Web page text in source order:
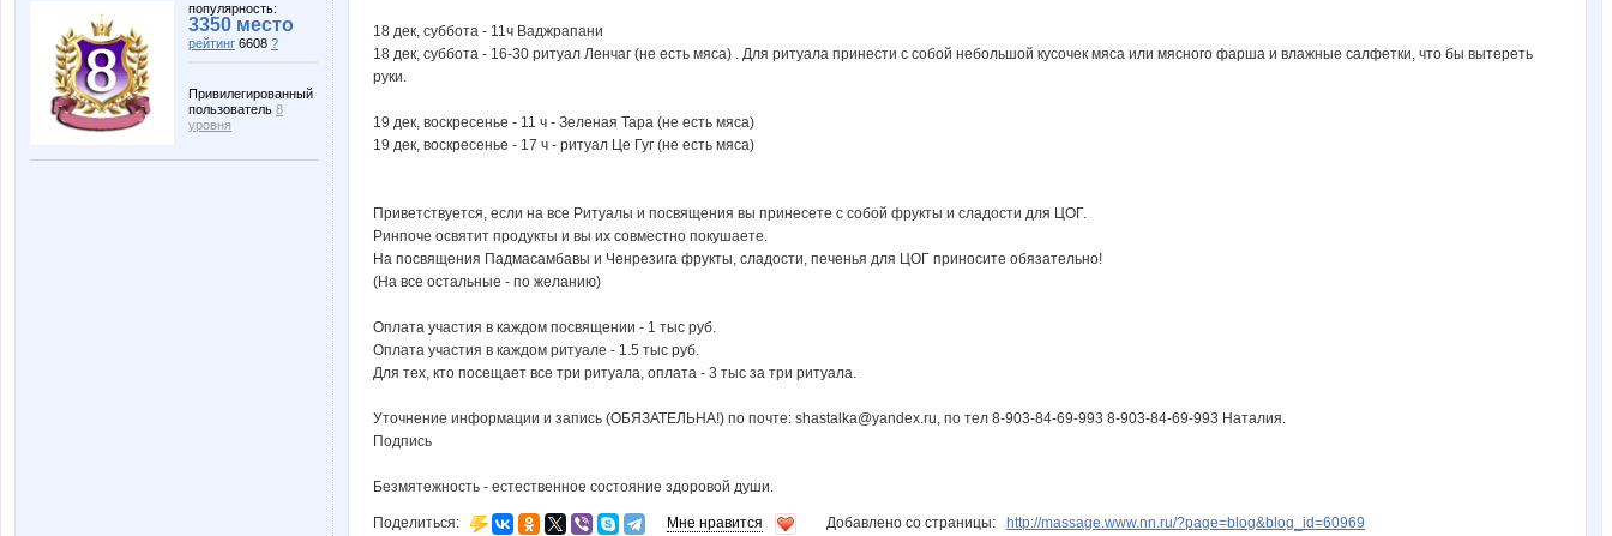
популярность:
3350 место
рейтинг 6608 ?
Привилегированный
пользователь 8
уровня
18 дек, суббота - 11ч Ваджрапани
18 дек, суббота - 16-30 ритуал Ленчаг (не есть мяса) . Для ритуала принести с собой небольшой кусочек мяса или мясного фарша и влажные салфетки, что бы вытереть
руки.
19 дек, воскресенье - 11 ч - Зеленая Тара (не есть мяса)
19 дек, воскресенье - 17 ч - ритуал Це Гуг (не есть мяса)
Приветствуется, если на все Ритуалы и посвящения вы принесете с собой фрукты и сладости для ЦОГ.
Ринпоче освятит продукты и вы их совместно покушаете.
На посвящения Падмасамбавы и Ченрезига фрукты, сладости, печенья для ЦОГ приносите обязательно!
(На все остальные - по желанию)
Оплата участия в каждом посвящении - 1 тыс руб.
Оплата участия в каждом ритуале - 1.5 тыс руб.
Для тех, кто посещает все три ритуала, оплата - 3 тыс за три ритуала.
Уточнение информации и запись (ОБЯЗАТЕЛЬНА!) по почте: shastalka@yandex.ru, по тел 8-903-84-69-993 8-903-84-69-993 Наталия.
Подпись
Безмятежность - естественное состояние здоровой души.
Поделиться: Мне нравится Добавлено со страницы: http://massage.www.nn.ru/?page=blog&blog_id=60969